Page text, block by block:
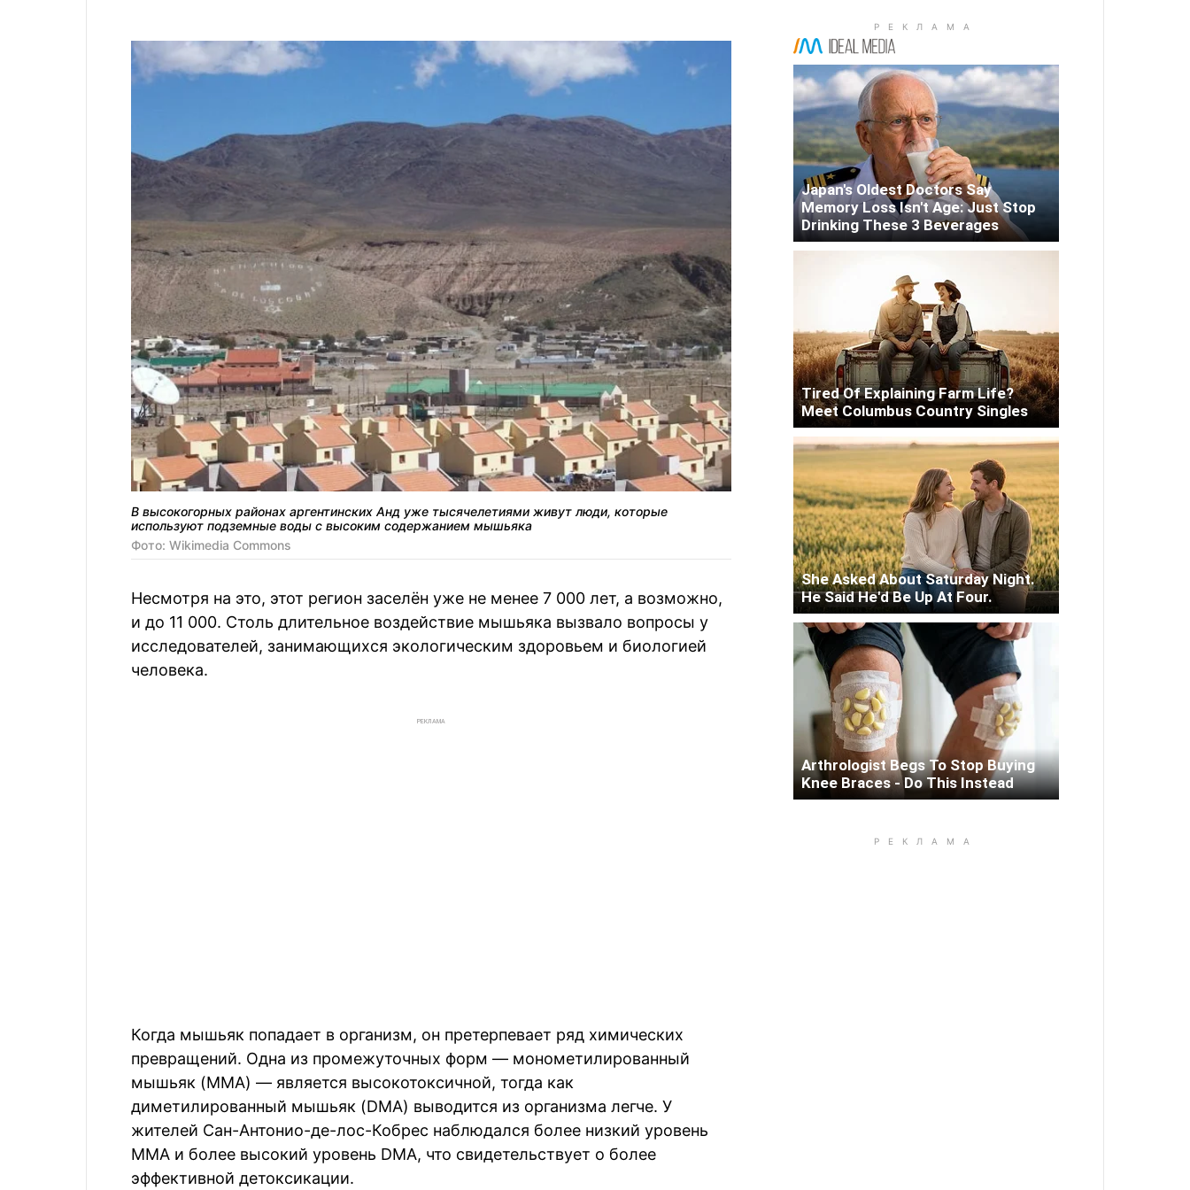
В высокогорных районах аргентинских Анд уже тысячелетиями живут люди, которые
используют подземные воды с высоким содержанием мышьяка
Фото: Wikimedia Commons
Несмотря на это, этот регион заселён уже не менее 7 000 лет, а возможно,
и до 11 000. Столь длительное воздействие мышьяка вызвало вопросы у
исследователей, занимающихся экологическим здоровьем и биологией
человека.
РЕКЛАМА
Когда мышьяк попадает в организм, он претерпевает ряд химических
превращений. Одна из промежуточных форм — монометилированный
мышьяк (MMA) — является высокотоксичной, тогда как
диметилированный мышьяк (DMA) выводится из организма легче. У
жителей Сан-Антонио-де-лос-Кобрес наблюдался более низкий уровень
MMA и более высокий уровень DMA, что свидетельствует о более
эффективной детоксикации.